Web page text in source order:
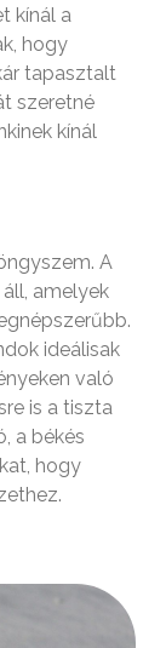
kínál a
hogy
tapasztalt
szeretné
kínál
A
amelyek
ideálisak
való
is a tiszta
a békés
hogy